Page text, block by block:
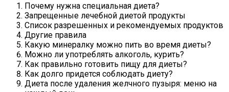
Почему нужна специальная диета?
Запрещенные лечебной диетой продукты
Список разрешенных и рекомендуемых продуктов
Другие правила
Какую минералку можно пить во время диеты?
Можно ли употреблять алкоголь, курить?
Как правильно готовить пищу для диеты?
Как долго придется соблюдать диету?
Диета после удаления желчного пузыря: меню на